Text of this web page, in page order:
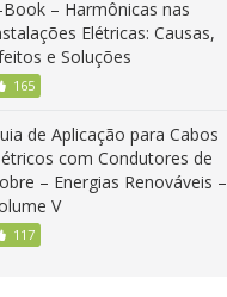
Book – Harmônicas nas
Elétricas: Causas,
e Soluções
165
de Aplicação para Cabos
com Condutores de
– Energias Renováveis –
V
117